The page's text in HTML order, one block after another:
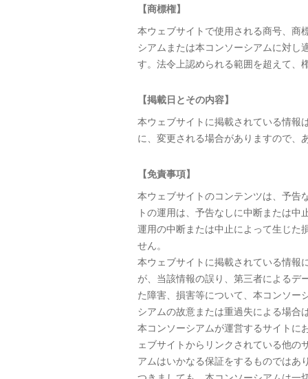
【商標権】
本ウェブサイトで使用される商号、商
シアムまたは本コンソーシアムに対し
す。法令上認められる範囲を超えて、
【掲載日とその内容】
本ウェブサイトに掲載されている情報
に、変更される場合がありますので、
【免責事項】
本ウェブサイトのコンテンツは、予告
トの運用は、予告なしに中断または
運用の中断または中止によって生じた
せん。
本ウェブサイトに掲載されている情報
が、当該情報の誤り、第三者によるデ
た障害、損害等について、本コンソー
シアムの故意または重過失による場合
本コンソーシアムが運営するサイトに
ェブサイトからリンクされている他の
アムはいかなる保証をするものではあ